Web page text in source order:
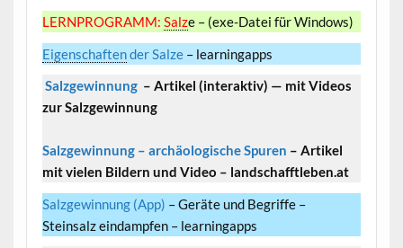
LERNPROGRAMM: Salze – (exe-Datei für Windows)
Eigenschaftender Salze– learningapps
Salzgewinnung– Artikel (interaktiv) — mit Videos
zur Salzgewinnung
Salzgewinnung – archäologische Spuren – Artikel
mit vielen Bildern und Video – landschafftleben.at
Salzgewinnung (App) – Geräte und Begriffe –
Steinsalz eindampfen – learningapps